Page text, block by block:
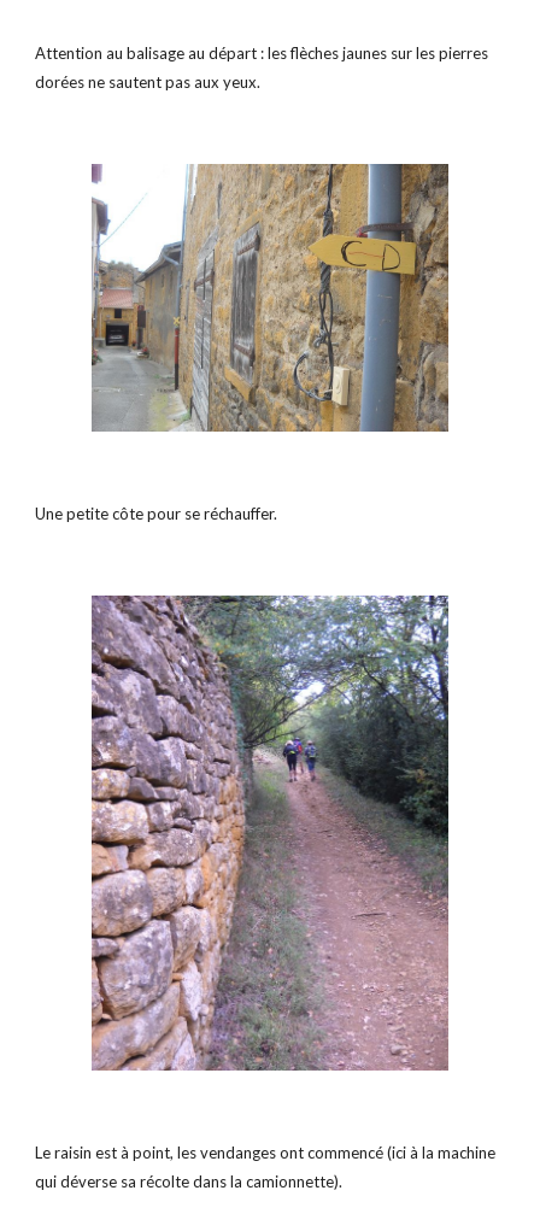
Attention au balisage au départ : les flèches jaunes sur les pierres
dorées ne sautent pas aux yeux.
Une petite côte pour se réchauffer.
Le raisin est à point, les vendanges ont commencé (ici à la machine
qui déverse sa récolte dans la camionnette).